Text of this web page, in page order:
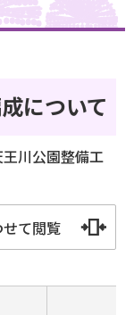
について
川公園整備工
て閲覧